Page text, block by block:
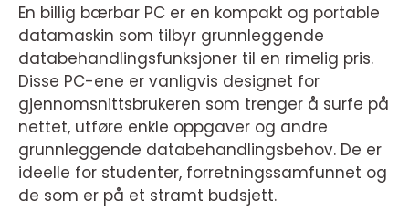
En billig bærbar PC er en kompakt og portable
datamaskin som tilbyr grunnleggende
databehandlingsfunksjoner til en rimelig pris.
Disse PC-ene er vanligvis designet for
gjennomsnittsbrukeren som trenger å surfe på
nettet, utføre enkle oppgaver og andre
grunnleggende databehandlingsbehov. De er
ideelle for studenter, forretningssamfunnet og
de som er på et stramt budsjett.